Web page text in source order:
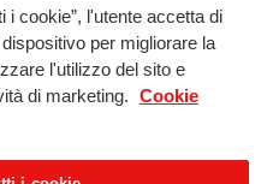
i cookie”, l'utente accetta di
per migliorare la
l'utilizzo del sito e
di marketing. Cookie